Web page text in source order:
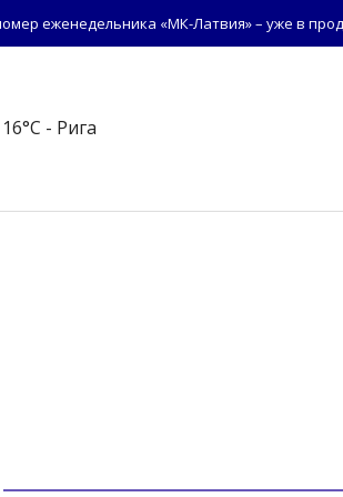
еженедельника «МК-Латвия» – уже в
16°C - Рига